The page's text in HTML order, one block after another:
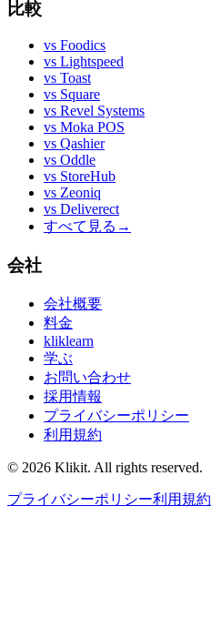
比較
vs Foodics
vs Lightspeed
vs Toast
vs Square
vs Revel Systems
vs Moka POS
vs Qashier
vs Oddle
vs StoreHub
vs Zeoniq
vs Deliverect
すべて見る →
会社
会社概要
料金
kliklearn
学ぶ
お問い合わせ
採用情報
プライバシーポリシー
利用規約
© 2026 Klikit. All rights reserved.
プライバシーポリシー利用規約